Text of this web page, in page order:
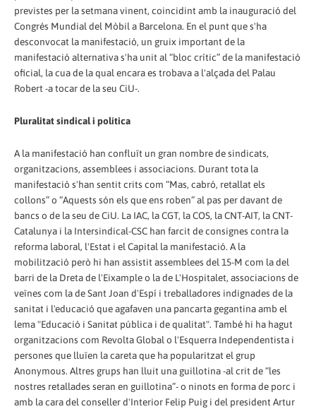
previstes per la setmana vinent, coincidint amb la inauguració del
Congrés Mundial del Mòbil a Barcelona. En el punt que s'ha
desconvocat la manifestació, un gruix important de la
manifestació alternativa s'ha unit al “bloc crític” de la manifestació
oficial, la cua de la qual encara es trobava a l'alçada del Palau
Robert -a tocar de la seu CiU-.
Pluralitat sindical i política
A la manifestació han confluït un gran nombre de sindicats,
organitzacions, assemblees i associacions. Durant tota la
manifestació s'han sentit crits com “Mas, cabró, retallat els
collons” o “Aquests són els que ens roben” al pas per davant de
bancs o de la seu de CiU. La IAC, la CGT, la COS, la CNT-AIT, la CNT-
Catalunya i la Intersindical-CSC han farcit de consignes contra la
reforma laboral, l'Estat i el Capital la manifestació. A la
mobilització però hi han assistit assemblees del 15-M com la del
barri de la Dreta de l'Eixample o la de L'Hospitalet, associacions de
veïnes com la de Sant Joan d'Espí i treballadores indignades de la
sanitat i l'educació que agafaven una pancarta gegantina amb el
lema "Educació i Sanitat pública i de qualitat". També hi ha hagut
organitzacions com Revolta Global o l'Esquerra Independentista i
persones que lluïen la careta que ha popularitzat el grup
Anonymous. Altres grups han lluit una guillotina -al crit de “les
nostres retallades seran en guillotina”- o ninots en forma de porc i
amb la cara del conseller d'Interior Felip Puig i del president Artur